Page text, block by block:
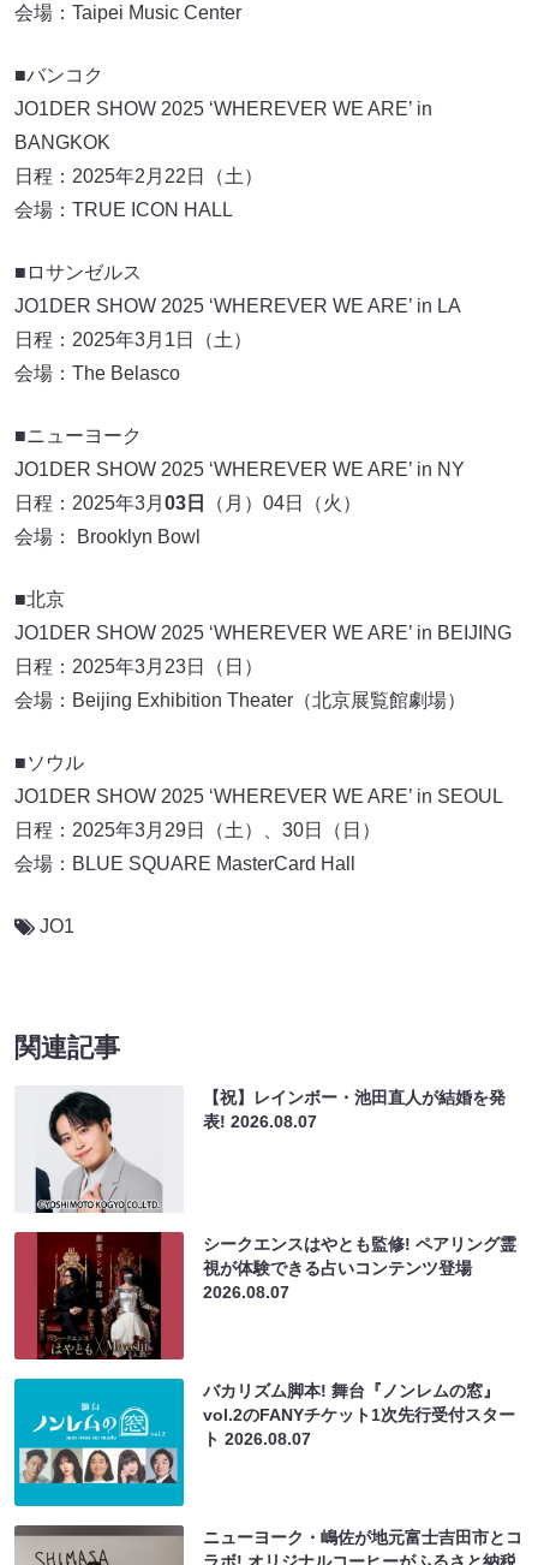
会場：Taipei Music Center
■バンコク
JO1DER SHOW 2025 ‘WHEREVER WE ARE’ in
BANGKOK
日程：2025年2月22日（土）
会場：TRUE ICON HALL
■ロサンゼルス
JO1DER SHOW 2025 ‘WHEREVER WE ARE’ in LA
日程：2025年3月1日（土）
会場：The Belasco
■ニューヨーク
JO1DER SHOW 2025 ‘WHEREVER WE ARE’ in NY
日程：2025年3月 03日
（月）04日（火）
会場： Brooklyn Bowl
■北京
JO1DER SHOW 2025 ‘WHEREVER WE ARE’ in BEIJING
日程：2025年3月23日（日）
会場：Beijing Exhibition Theater（北京展覧館劇場）
■ソウル
JO1DER SHOW 2025 ‘WHEREVER WE ARE’ in SEOUL
日程：2025年3月29日（土）、30日（日）
会場：BLUE SQUARE MasterCard Hall
JO1
関連記事
【祝】レインボー・池田直人が結婚を発
表!2026.08.07
シークエンスはやとも監修! ペアリング霊
視が体験できる占いコンテンツ登場
2026.08.07
バカリズム脚本! 舞台『ノンレムの窓』
vol.2のFANYチケット1次先行受付スター
ト2026.08.07
ニューヨーク・嶋佐が地元富士吉田市とコ